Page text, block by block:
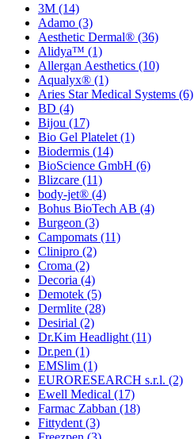
3M (14)
Adamo (3)
Aesthetic Dermal® (36)
Alidya™ (1)
Allergan Aesthetics (10)
Aqualyx® (1)
Aries Star Medical Systems (6)
BD (4)
Bijou (17)
Bio Gel Platelet (1)
Biodermis (14)
BioScience GmbH (6)
Blizcare (11)
body-jet® (4)
Bohus BioTech AB (4)
Burgeon (3)
Campomats (11)
Clinipro (2)
Croma (2)
Decoria (4)
Demotek (5)
Dermlite (28)
Desirial (2)
Dr.Kim Headlight (11)
Dr.pen (1)
EMSlim (1)
EURORESEARCH s.r.l. (2)
Ewell Medical (17)
Farmac Zabban (18)
Fittydent (3)